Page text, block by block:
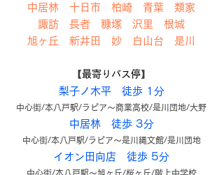
中居林 十日市 柏崎 青葉 類家
諏訪 長者 糠塚 沢里 根城
旭ヶ丘 新井田 妙 白山台 是川
【最寄りバス停】
梨子ノ木平 徒歩 1分
中心街/本八戸駅/ラピア～商業高校/是川団地/大野
中居林 徒歩 3分
中心街/本八戸駅/ラピア～是川縄文館/是川団地
イオン田向店 徒歩 5分
中心街/本八戸駅～旭ヶ丘/桜ヶ丘/階上中学校